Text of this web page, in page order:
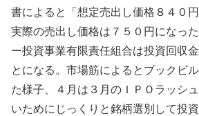
書によると「想定売出し価格８４０
実際の売出し価格は７５０円になっ
ー投資事業有限責任組合は投資回収
とになる。市場筋によるとブックビ
た様子、４月は３月のＩＰＯラッシ
いためにじっくりと銘柄選別して投